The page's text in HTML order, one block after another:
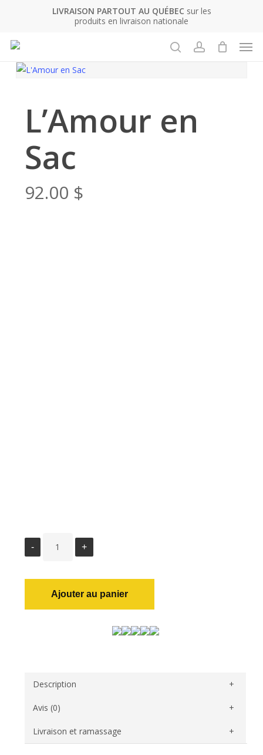
main
content
LIVRAISON PARTOUT AU QUÉBEC sur les
produits en livraison nationale
panier
L’Amour en
Sac
92.00 $
Ajouter au panier
Description
Avis (0)
Livraison et ramassage